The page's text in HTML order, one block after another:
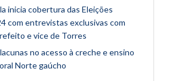
inicia cobertura das Eleições
com entrevistas exclusivas com
e vice de Torres
no acesso à creche e ensino
Norte gaúcho